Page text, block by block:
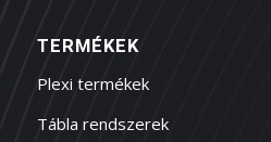
TERMÉKEK
Plexi termékek
Tábla rendszerek